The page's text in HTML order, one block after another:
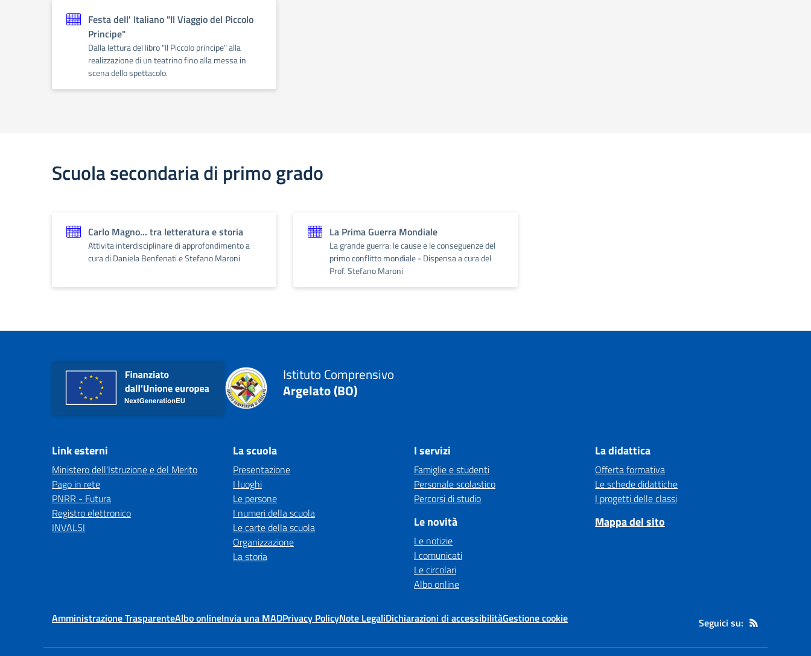
Festa dell' Italiano "Il Viaggio del Piccolo
Principe"
Dalla lettura del libro "Il Piccolo principe" alla
realizzazione di un teatrino fino alla messa in
scena dello spettacolo.
Scuola secondaria di primo grado
Carlo Magno... tra letteratura e storia
Attivita interdisciplinare di approfondimento a
cura di Daniela Benfenati e Stefano Maroni
La Prima Guerra Mondiale
La grande guerra: le cause e le conseguenze del
primo conflitto mondiale - Dispensa a cura del
Prof. Stefano Maroni
Istituto Comprensivo
Argelato (BO)
Link esterni
Ministero dell'Istruzione e del Merito
Pago in rete
PNRR - Futura
Registro elettronico
INVALSI
La scuola
Presentazione
I luoghi
Le persone
I numeri della scuola
Le carte della scuola
Organizzazione
La storia
I servizi
Famiglie e studenti
Personale scolastico
Percorsi di studio
Le novità
Le notizie
I comunicati
Le circolari
Albo online
La didattica
Offerta formativa
Le schede didattiche
I progetti delle classi
Mappa del sito
Amministrazione TrasparenteAlbo onlineInvia una MADPrivacy PolicyNote LegaliDichiarazioni di accessibilitàGestione cookie Seguici su: